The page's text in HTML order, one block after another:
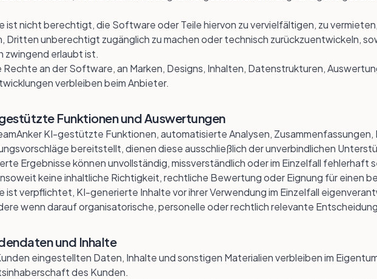
ist nicht berechtigt, die Software oder Teile hiervon zu vervielfältigen, zu
Dritten unberechtigt zugänglich zu machen oder technisch zurückzuentwickeln,
zwingend erlaubt ist.
Rechte an der Software, an Marken, Designs, Inhalten, Datenstrukturen,
verbleiben beim Anbieter.
Funktionen und Auswertungen
KI-gestützte Funktionen, automatisierte Analysen,
bereitstellt, dienen diese ausschließlich der unverbindlichen
Ergebnisse können unvollständig, missverständlich oder im Einzelfall fehlerhaft
keine inhaltliche Richtigkeit, rechtliche Bewertung oder Eignung für einen
ist verpflichtet, KI-generierte Inhalte vor ihrer Verwendung im Einzelfall
wenn darauf organisatorische, personelle oder rechtlich relevante
und Inhalte
eingestellten Daten, Inhalte und sonstigen Materialien verbleiben im
des Kunden.